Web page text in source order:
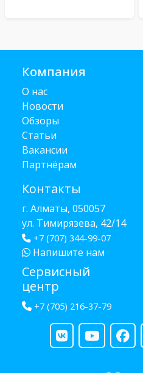
Компания
О нас
Новости
Обзоры
Статьи
Вакансии
Партнёрам
Контакты
г. Алматы, 050057
ул. Тимирязева, 42/14
+7 (707) 344-99-07
Напишите нам
Сервисный
центр
+7 (705) 216-37-79